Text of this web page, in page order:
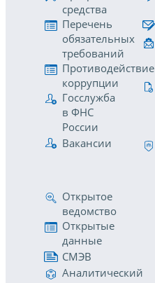
средства
Перечень
обязательных
требований
Противодействие
коррупции
Госслужба
в ФНС
России
Вакансии
Открытое
ведомство
Открытые
данные
СМЭВ
Аналитический